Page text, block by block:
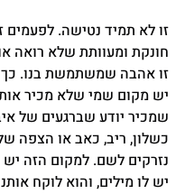
זו לא תמיד נטישה. לפעמים
חונקת ומעוותת שלא רואה
זו אהבה שמשתמשת בנו. כך
יש מקום שמי שלא מכיר
שמכיר יודע שברגעים של
כשלון, ריב, כאב או הצפה
נזרקים לשם. למקום הזה יש
יש לו מילים, והוא לוקח